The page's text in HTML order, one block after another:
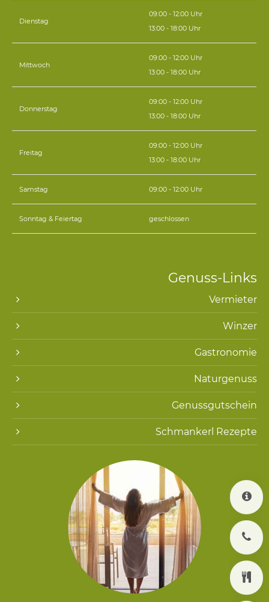
Dienstag
09:00 - 12:00 Uhr
13:00 - 18:00 Uhr
Mittwoch
09:00 - 12:00 Uhr
13:00 - 18:00 Uhr
Donnerstag
09:00 - 12:00 Uhr
13:00 - 18:00 Uhr
Freitag
09:00 - 12:00 Uhr
13:00 - 18:00 Uhr
Samstag 09:00 - 12:00 Uhr
Sonntag & Feiertag geschlossen
Genuss-Links
Vermieter
Winzer
Gastronomie
Naturgenuss
Genussgutschein
Schmankerl Rezepte